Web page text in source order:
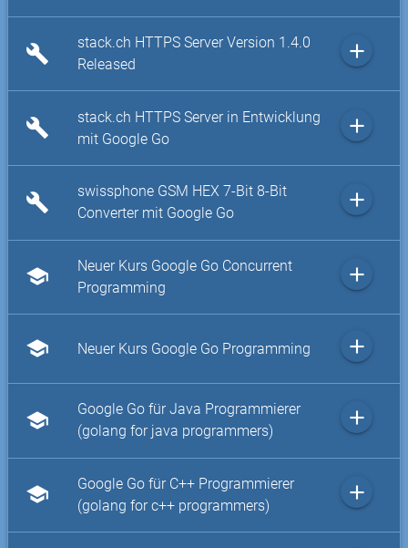
build
stack.ch HTTPS Server Version 1.4.0
Released
add
build
stack.ch HTTPS Server in Entwicklung
mit Google Go
add
build
swissphone GSM HEX 7-Bit 8-Bit
Converter mit Google Go
add
school
Neuer Kurs Google Go Concurrent
Programming
add
school Neuer Kurs Google Go Programming add
school
Google Go für Java Programmierer
(golang for java programmers)
add
school
Google Go für C++ Programmierer
(golang for c++ programmers)
add